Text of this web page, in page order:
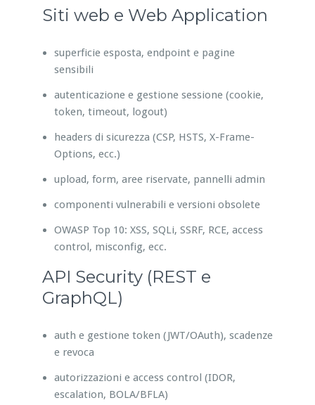
Siti web e Web Application
superficie esposta, endpoint e pagine
sensibili
autenticazione e gestione sessione (cookie,
token, timeout, logout)
headers di sicurezza (CSP, HSTS, X-Frame-
Options, ecc.)
upload, form, aree riservate, pannelli admin
componenti vulnerabili e versioni obsolete
OWASP Top 10: XSS, SQLi, SSRF, RCE, access
control, misconfig, ecc.
API Security (REST e
GraphQL)
auth e gestione token (JWT/OAuth), scadenze
e revoca
autorizzazioni e access control (IDOR,
escalation, BOLA/BFLA)